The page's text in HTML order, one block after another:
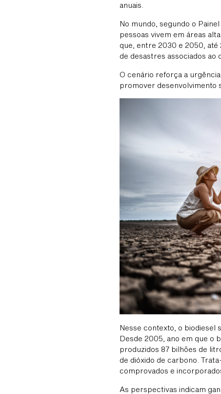
anuais.
No mundo, segundo o
pessoas vivem em áreas
que, entre 2030 e 2050,
de desastres associados ao
O cenário reforça a
promover desenvolvimento
Nesse contexto, o biodiesel
Desde 2005, ano em que o
produzidos 87 bilhões de
de dióxido de carbono.
comprovados e
As perspectivas indicam